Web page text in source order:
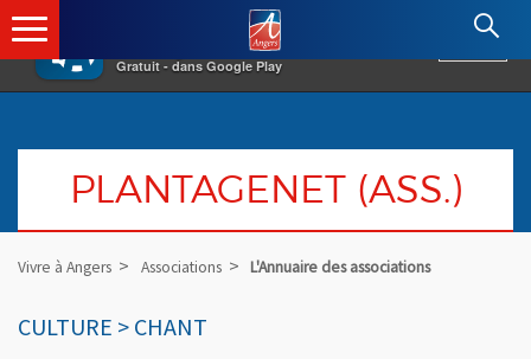
×
Gratuit - dans Google Play
Angers.fr : Retour à l'accueil
PLANTAGENET (ASS.)
Vivre à Angers Associations L'Annuaire des associations
CULTURE > CHANT